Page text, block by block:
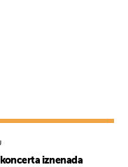
iznenada